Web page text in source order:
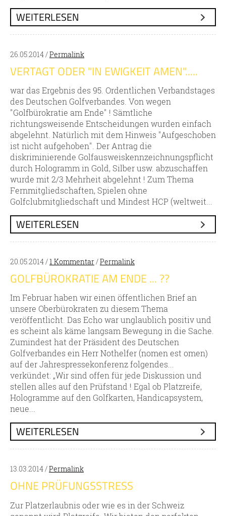
WEITERLESEN
26.05.2014 /Permalink
VERTAGT ODER "IN EWIGKEIT AMEN".....
war das Ergebnis des 95. Ordentlichen Verbandstages
des Deutschen Golfverbandes. Von wegen
"Golfbürokratie am Ende" ! Sämtliche
richtungsweisende Entscheidungen wurden einfach
abgelehnt. Natürlich mit dem Hinweis "Aufgeschoben
ist nicht aufgehoben". Der Antrag die
diskriminierende Golfausweiskennzeichnungspflicht
durch Hologramm in Gold, Silber usw. abzuschaffen
wurde mit 2/3 Mehrheit abgelehnt ! Zum Thema
Fernmitgliedschaften, Spielen ohne
Golfclubmitgliedschaft und Mindest HCP (weltweit...
WEITERLESEN
20.05.2014 /1 Kommentar/Permalink
GOLFBÜROKRATIE AM ENDE ... ??
Im Februar haben wir einen öffentlichen Brief an
unsere Oberbürokraten zu diesem Thema
veröffentlicht. Das Echo war unglaublich positiv und
es scheint als käme langsam Bewegung in die Sache.
Zumindest hat der Präsident des Deutschen
Golfverbandes ein Herr Nothelfer (nomen est omen)
auf der Jahrespressekonferenz folgendes...
verkündet: „Wir sind offen für jede Diskussion und
stellen alles auf den Prüfstand ! Egal ob Platzreife,
Hologramme auf den Golfkarten, Handicapsystem,
neue...
WEITERLESEN
13.03.2014 /Permalink
OHNE PRÜFUNGSSTRESS
Zur Platzerlaubnis oder wie es in der Schweiz